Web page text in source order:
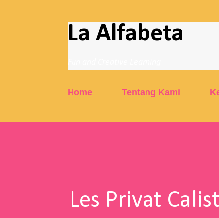
La Alfabeta
Home Tentang Kami
Les Privat